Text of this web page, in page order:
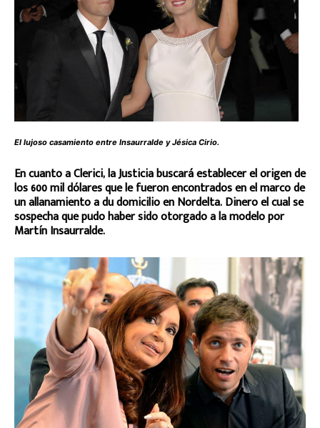
El lujoso casamiento entre Insaurralde y Jésica Cirio.
En cuanto a Clerici, la Justicia buscará establecer el origen de
los 600 mil dólares que le fueron encontrados en el marco de
un allanamiento a du domicilio en Nordelta. Dinero el cual se
sospecha que pudo haber sido otorgado a la modelo por
Martín Insaurralde.